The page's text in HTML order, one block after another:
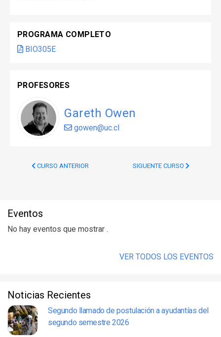
PROGRAMA COMPLETO
BIO305E
PROFESORES
Gareth Owen
gowen@uc.cl
CURSO ANTERIOR SIGUENTE CURSO
Eventos
No hay eventos que mostrar .
VER TODOS LOS EVENTOS
Noticias Recientes
Segundo llamado de postulación a ayudantías del
segundo semestre 2026